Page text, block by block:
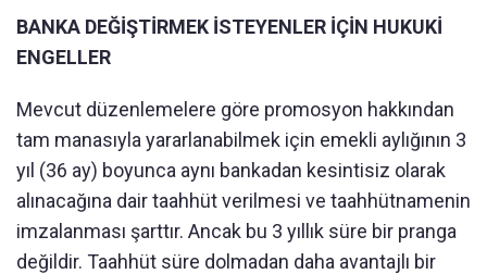
BANKA DEĞİŞTİRMEK İSTEYENLER İÇİN HUKUKİ
ENGELLER
Mevcut düzenlemelere göre promosyon hakkından
tam manasıyla yararlanabilmek için emekli aylığının 3
yıl (36 ay) boyunca aynı bankadan kesintisiz olarak
alınacağına dair taahhüt verilmesi ve taahhütnamenin
imzalanması şarttır. Ancak bu 3 yıllık süre bir pranga
değildir. Taahhüt süre dolmadan daha avantajlı bir